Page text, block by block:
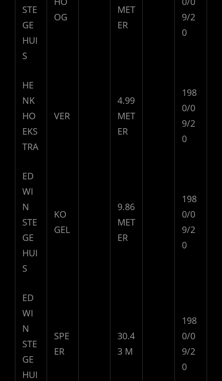
STE
GE
HUI
S
OG
MET
ER
9/2
0
HE
NK
HO
EKS
TRA
VER
4.99
MET
ER
198
0/0
9/2
0
ED
WI
N
STE
GE
HUI
S
KO
GEL
9.86
MET
ER
198
0/0
9/2
0
ED
WI
N
STE
GE
HUI
SPE
ER
30.4
3 M
198
0/0
9/2
0